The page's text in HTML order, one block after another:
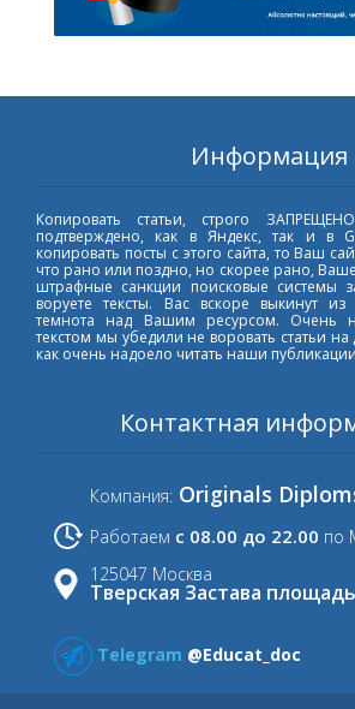
Информация
Копировать статьи, строго
подтверждено, как в Яндекс, так и в
копировать посты с этого сайта, то Ваш
что рано или поздно, но скорее рано,
штрафные санкции поисковые системы
воруете тексты. Вас вскоре выкинут
темнота над Вашим ресурсом. Очень
текстом мы убедили не воровать статьи
как очень надоело читать наши
Контактная
Компания: Originals
Работаем с 08.00 до 22.00 по
125047 Москва
Тверская Застава
Telegram @Educat_doc